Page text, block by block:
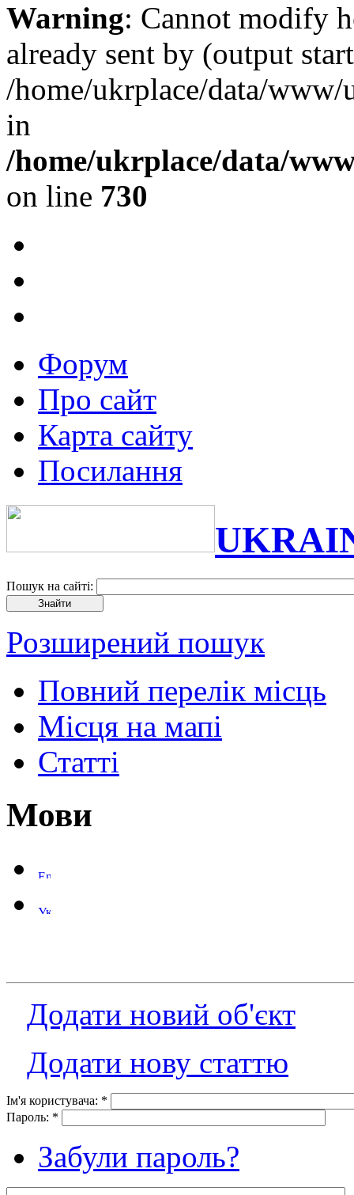
Warning: Cannot modify
already sent by (output
/home/ukrplace/data/
in
/home/ukrplace/data/
on line 730
Форум
Про сайт
Карта сайту
Посилання
Пошук на сайті:
Розширений пошук
Повний перелік місць
Місця на мапі
Статті
Мови
Додати новий об'єкт
Додати нову статтю
Ім'я користувача: *
Пароль: *
Забули пароль?